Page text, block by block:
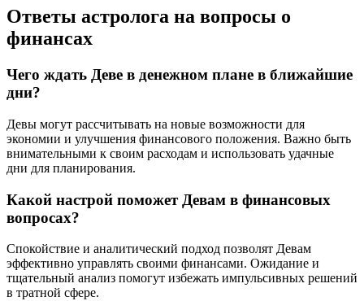
Ответы астролога на вопросы о
финансах
Чего ждать Деве в денежном плане в ближайшие
дни?
Девы могут рассчитывать на новые возможности для
экономии и улучшения финансового положения. Важно быть
внимательными к своим расходам и использовать удачные
дни для планирования.
Какой настрой поможет Девам в финансовых
вопросах?
Спокойствие и аналитический подход позволят Девам
эффективно управлять своими финансами. Ожидание и
тщательный анализ помогут избежать импульсивных решений
в тратной сфере.